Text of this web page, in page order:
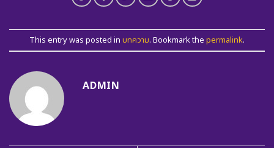
This entry was posted in บทความ. Bookmark the permalink.
ADMIN